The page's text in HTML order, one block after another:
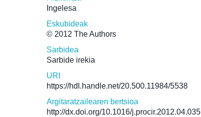
Ingelesa
Eskubideak
© 2012 The Authors
Sarbidea
Sarbide irekia
URI
https://hdl.handle.net/20.500.11984/5538
Argitaratzailearen bertsioa
http://dx.doi.org/10.1016/j.procir.2012.04.035